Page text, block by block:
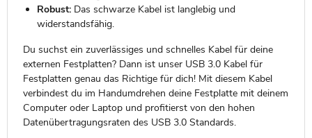
Robust:Das schwarze Kabel ist langlebig und
widerstandsfähig.
Du suchst ein zuverlässiges und schnelles Kabel für deine
externen Festplatten? Dann ist unser USB 3.0 Kabel für
Festplatten genau das Richtige für dich! Mit diesem Kabel
verbindest du im Handumdrehen deine Festplatte mit deinem
Computer oder Laptop und profitierst von den hohen
Datenübertragungsraten des USB 3.0 Standards.